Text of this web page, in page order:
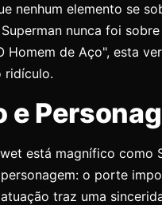
nenhum elemento se
nunca foi
Homem de Aço", esta
ridículo.
e
está magnífico como
o porte
traz uma